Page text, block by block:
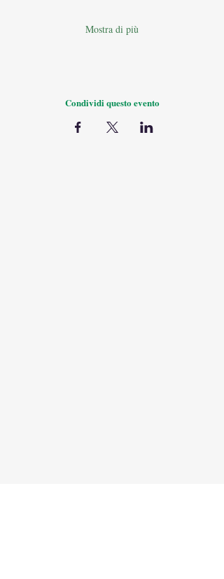
Mostra di più
Condividi questo evento